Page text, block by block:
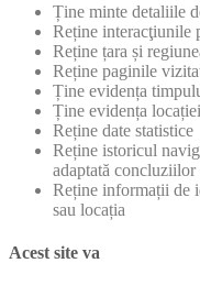
Ține minte detaliile
Reține interacţiunile
Reține țara și
Reține paginile
Ține evidența
Ține evidența
Reține date statistice
Reține istoricul
adaptată concluziilor
Reține informații de
sau locația
Acest site va